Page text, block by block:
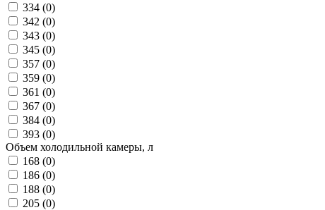
334 (0)
342 (0)
343 (0)
345 (0)
357 (0)
359 (0)
361 (0)
367 (0)
384 (0)
393 (0)
Объем холодильной камеры, л
168 (0)
186 (0)
188 (0)
205 (0)